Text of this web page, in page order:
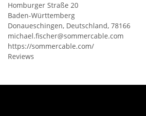
Homburger Straße 20
Baden-Württemberg
Donaueschingen, Deutschland, 78166
michael.fischer@sommercable.com
https://sommercable.com/
Reviews